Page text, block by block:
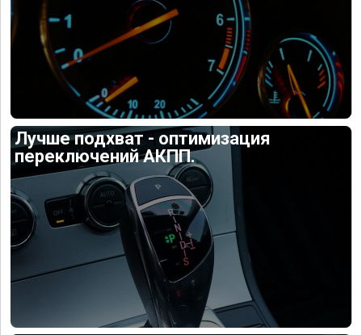
Лучше подхват - оптимизация
переключений АКПП.